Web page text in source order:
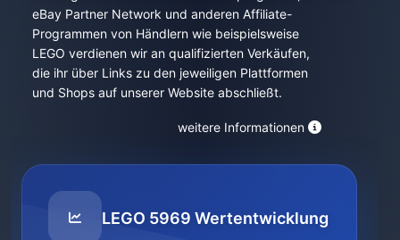
eBay Partner Network und anderen Affiliate-
Programmen von Händlern wie beispielsweise
LEGO verdienen wir an qualifizierten Verkäufen,
die ihr über Links zu den jeweiligen Plattformen
und Shops auf unserer Website abschließt.
weitere Informationen
LEGO 5969 Wertentwicklung